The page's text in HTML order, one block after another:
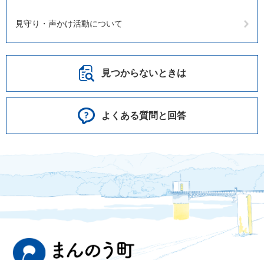
見守り・声かけ活動について
見つからないときは
よくある質問と回答